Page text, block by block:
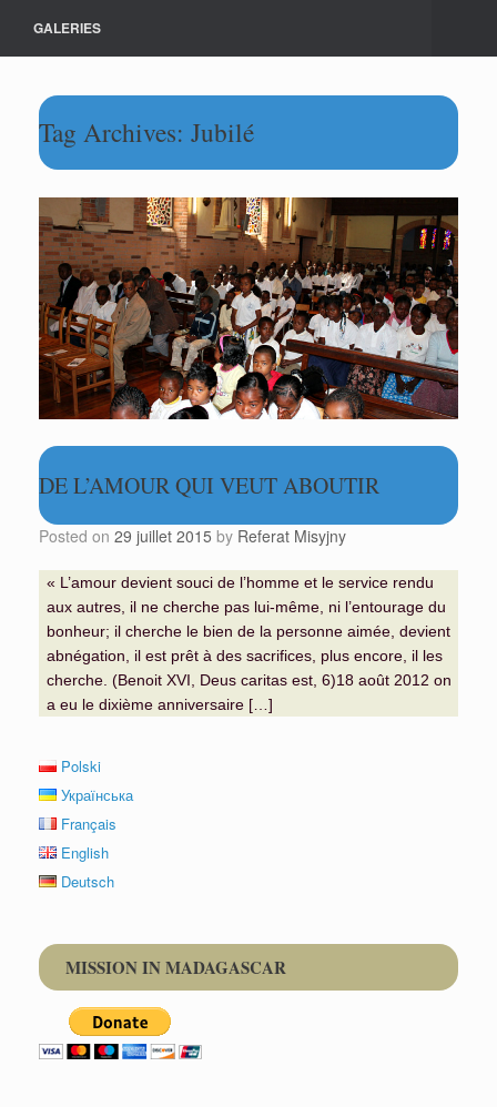
GALERIES
Tag Archives: Jubilé
DE L’AMOUR QUI VEUT ABOUTIR
Posted on 29 juillet 2015 by Referat Misyjny
« L’amour devient souci de l’homme et le service rendu
aux autres, il ne cherche pas lui-même, ni l’entourage du
bonheur; il cherche le bien de la personne aimée, devient
abnégation, il est prêt à des sacrifices, plus encore, il les
cherche. (Benoit XVI, Deus caritas est, 6)18 août 2012 on
a eu le dixième anniversaire […]
Polski
Українська
Français
English
Deutsch
MISSION IN MADAGASCAR